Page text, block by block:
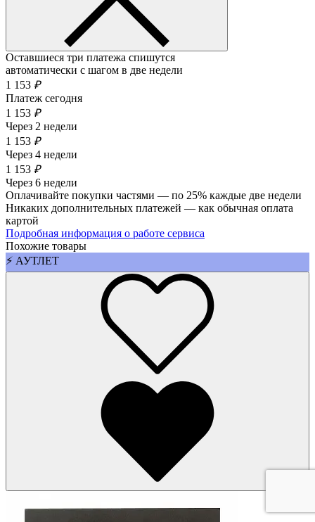
Оставшиеся три платежа спишутся
автоматически с шагом в две недели
1 153 ₽
Платеж сегодня
1 153 ₽
Через 2 недели
1 153 ₽
Через 4 недели
1 153 ₽
Через 6 недели
Оплачивайте покупки частями — по 25% каждые две недели
Никаких дополнительных платежей — как обычная оплата
картой
Подробная информация о работе сервиса
Похожие товары
⚡ АУТЛЕТ